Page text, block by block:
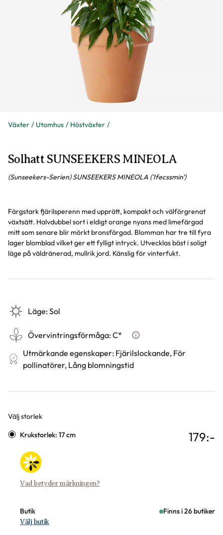
Växter Utomhus Höstväxter
Solhatt SUNSEEKERS MINEOLA
(Sunseekers-Serien) SUNSEEKERS MINEOLA ('Ifecssmin')
Färgstark fjärilsperenn med upprätt, kompakt och välförgrenat
växtsätt. Halvdubbel sort i eldigt orange nyans med limefärgad
mitt som senare blir mörkt bronsfärgad. Blomman har tre till fyra
lager blomblad vilket ger ett fylligt intryck. Utvecklas bäst i soligt
läge på väldränerad, mullrik jord. Känslig för vinterfukt.
Läge:Sol
Övervintringsförmåga:C* Vad betyder
Utmärkande egenskaper: Fjärilslockande, För
pollinatörer, Lång blomningstid
Välj storlek
Varianter
Krukstorlek: 17 cm
Vad betyder märkningen?
179:-
Butik Finns i 26 butiker
Välj butik